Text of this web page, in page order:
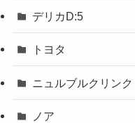
デリカD:5
トヨタ
ニュルブルクリンク
ノア